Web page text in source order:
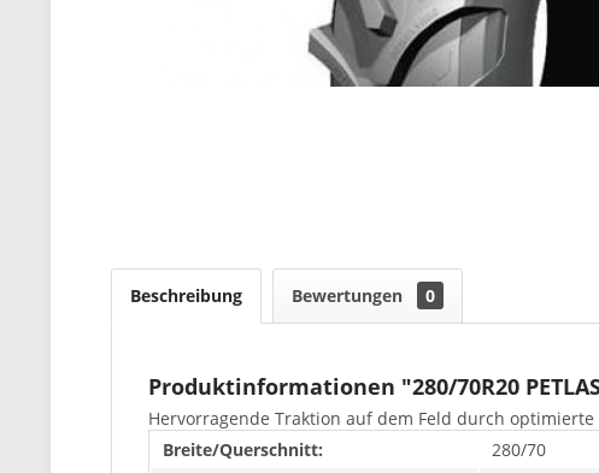
Beschreibung Bewertungen 0
Produktinformationen "280/70R20
Hervorragende Traktion auf dem Feld durch
Breite/Querschnitt:
280/70